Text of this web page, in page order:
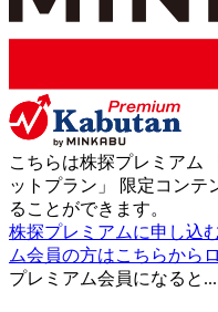
こちらは株探プレミアム 「
ットプラン 」 限定コンテ
ることができます。
株探プレミアムに申し込
ム会員の方はこちらから
プレミアム会員になると...